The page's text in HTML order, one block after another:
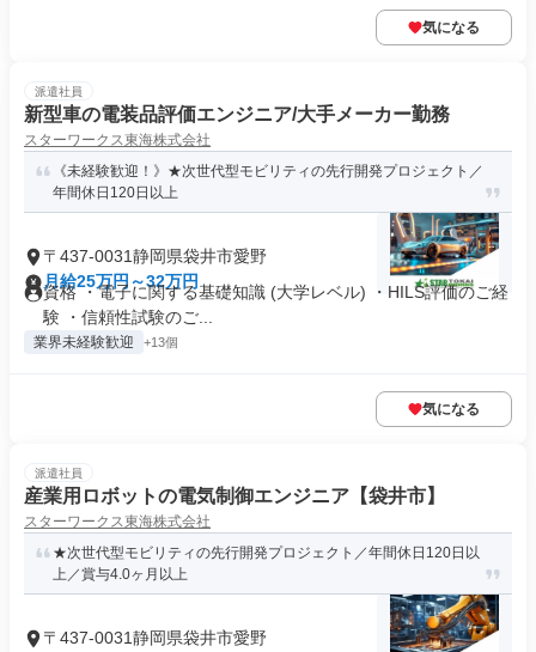
気になる
派遣社員
新型車の電装品評価エンジニア/大手メーカー勤務
スターワークス東海株式会社
《未経験歓迎！》★次世代型モビリティの先行開発プロジェクト／
年間休日120日以上
〒437-0031静岡県袋井市愛野
月給25万円～32万円
資格 ・電子に関する基礎知識 (大学レベル) ・HILS評価のご経
験 ・信頼性試験のご...
業界未経験歓迎 +13個
気になる
派遣社員
産業用ロボットの電気制御エンジニア【袋井市】
スターワークス東海株式会社
★次世代型モビリティの先行開発プロジェクト／年間休日120日以
上／賞与4.0ヶ月以上
〒437-0031静岡県袋井市愛野